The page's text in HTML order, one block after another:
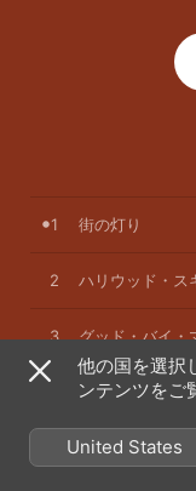
1 街の灯り
2 ハリウッド・ス
3 グッド・バイ・
さよならエレジ
366日
他の国を選択
ンテンツをご
United States